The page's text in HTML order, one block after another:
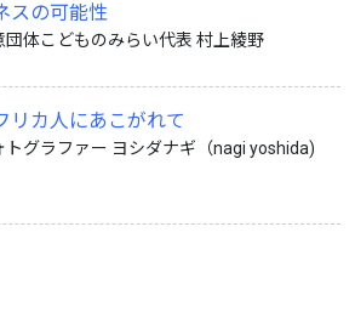
スの可能性
団体こどものみらい代表 村上綾野
リカ人にあこがれて
トグラファー ヨシダナギ（nagi yoshida)